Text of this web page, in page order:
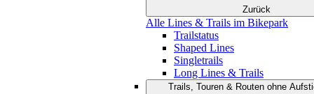
Zurück
Alle Lines & Trails im Bikepark
Trailstatus
Shaped Lines
Singletrails
Long Lines & Trails
Trails, Touren & Routen ohne